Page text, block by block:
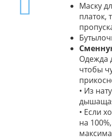
Маску
платок,
Одежда
чтобы
• Из
• Если
на